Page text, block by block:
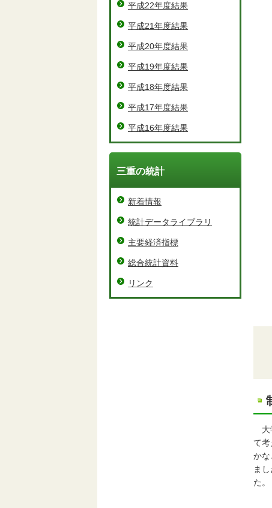
大
て
かな
ま
た。
平成22年度結果
平成21年度結果
平成20年度結果
平成19年度結果
平成18年度結果
平成17年度結果
平成16年度結果
三重の統計
新着情報
統計データライブラリ
主要経済指標
総合統計資料
リンク